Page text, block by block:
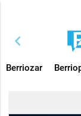
chevron_left
Berriozar